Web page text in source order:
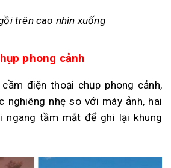
trên cao nhìn xuống
phong cảnh
điện thoại chụp phong cảnh,
nghiêng nhẹ so với máy ảnh, hai
ngang tầm mắt để ghi lại khung